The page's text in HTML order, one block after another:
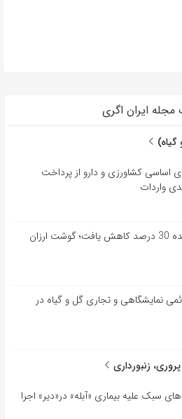
مجله ایران اگری
199 کالای اساسی کشاورزی و دارو از پرداخت
قیمت گوسفند زنده 30 درصد کاهش یافت؛ گوشت ارزان
نمایشگاهی و تجاری گل و گیاه در
زنبورداری
سبک علیه بیماری «آبله» در«دیر» اجرا